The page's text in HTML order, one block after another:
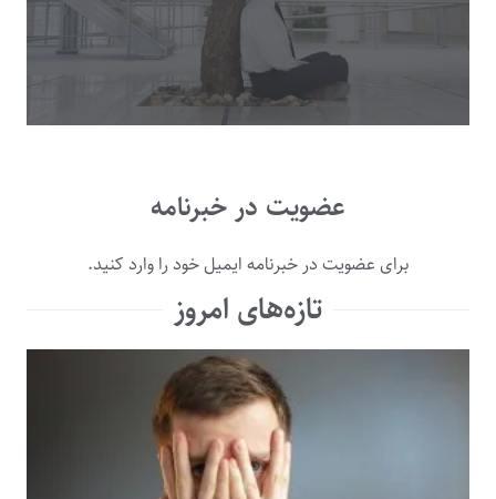
عضویت در خبرنامه
برای عضویت در خبرنامه ایمیل خود را وارد کنید.
تازه‌های امروز